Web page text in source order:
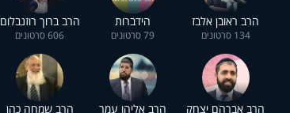
הרב ראובן אלבז
134 סרטונים
הידברות
79 סרטונים
הרב ברוך רוזנבלום
606 סרטונים
הרב אברהם יצחק הרב אליהו עמר הרב שמחה כהן